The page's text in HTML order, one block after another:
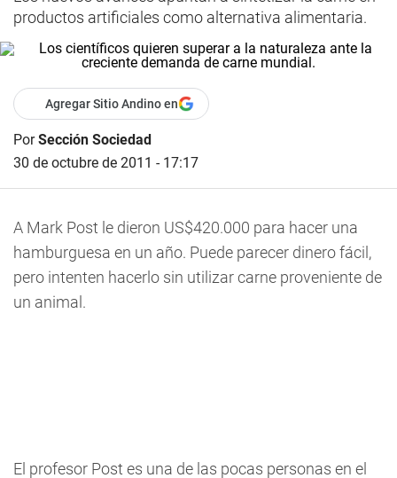
productos artificiales como alternativa alimentaria.
Agregar Sitio Andino en
PorSección Sociedad
30 de octubre de 2011 - 17:17
A Mark Post le dieron US$420.000 para hacer una
hamburguesa en un año. Puede parecer dinero fácil,
pero intenten hacerlo sin utilizar carne proveniente de
un animal.
El profesor Post es una de las pocas personas en el